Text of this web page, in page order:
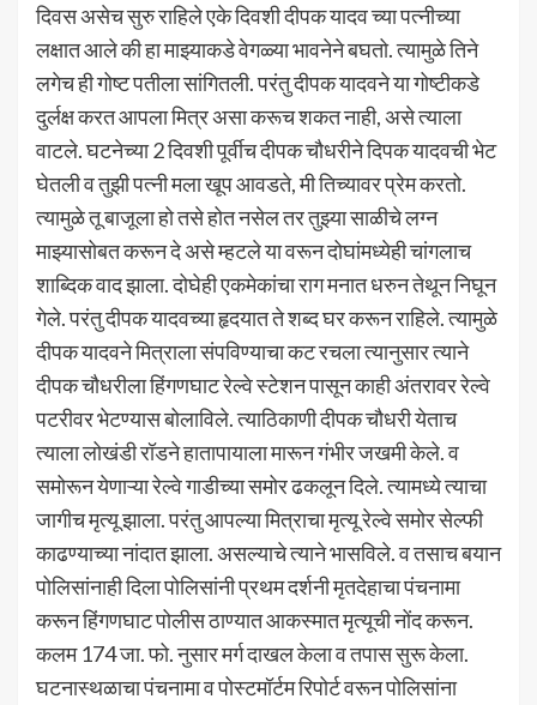
दिवस असेच सुरु राहिले एके दिवशी दीपक यादव च्या पत्नीच्या
लक्षात आले की हा माझ्याकडे वेगळ्या भावनेने बघतो. त्यामुळे तिने
लगेच ही गोष्ट पतीला सांगितली. परंतु दीपक यादवने या गोष्टीकडे
दुर्लक्ष करत आपला मित्र असा करूच शकत नाही, असे त्याला
वाटले. घटनेच्या 2 दिवशी पूर्वीच दीपक चौधरीने दिपक यादवची भेट
घेतली व तुझी पत्नी मला खूप आवडते, मी तिच्यावर प्रेम करतो.
त्यामुळे तू बाजूला हो तसे होत नसेल तर तुझ्या साळीचे लग्न
माझ्यासोबत करून दे असे म्हटले या वरून दोघांमध्येही चांगलाच
शाब्दिक वाद झाला. दोघेही एकमेकांचा राग मनात धरुन तेथून निघून
गेले. परंतु दीपक यादवच्या हृदयात ते शब्द घर करून राहिले. त्यामुळे
दीपक यादवने मित्राला संपविण्याचा कट रचला त्यानुसार त्याने
दीपक चौधरीला हिंगणघाट रेल्वे स्टेशन पासून काही अंतरावर रेल्वे
पटरीवर भेटण्यास बोलाविले. त्याठिकाणी दीपक चौधरी येताच
त्याला लोखंडी रॉडने हातापायाला मारून गंभीर जखमी केले. व
समोरून येणाऱ्या रेल्वे गाडीच्या समोर ढकलून दिले. त्यामध्ये त्याचा
जागीच मृत्यू झाला. परंतु आपल्या मित्राचा मृत्यू रेल्वे समोर सेल्फी
काढण्याच्या नांदात झाला. असल्याचे त्याने भासविले. व तसाच बयान
पोलिसांनाही दिला पोलिसांनी प्रथम दर्शनी मृतदेहाचा पंचनामा
करून हिंगणघाट पोलीस ठाण्यात आकस्मात मृत्यूची नोंद करून.
कलम 174 जा. फो. नुसार मर्ग दाखल केला व तपास सुरू केला.
घटनास्थळाचा पंचनामा व पोस्टमॉर्टम रिपोर्ट वरून पोलिसांना